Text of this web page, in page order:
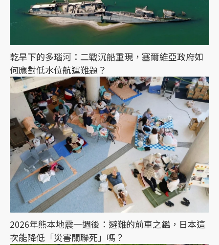
乾旱下的多瑙河：二戰沉船重現，塞爾維亞政府如
何應對低水位航運難題？
2026年熊本地震一週後：避難的前車之鑑，日本這
次能降低「災害關聯死」嗎？